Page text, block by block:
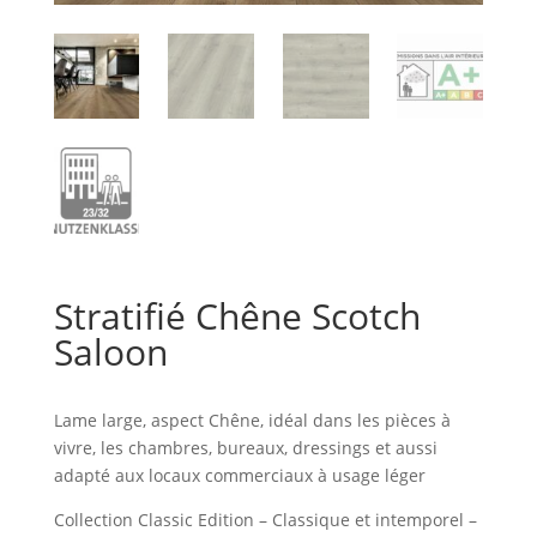
Stratifié Chêne Scotch
Saloon
Lame large, aspect Chêne, idéal dans les pièces à
vivre, les chambres, bureaux, dressings et aussi
adapté aux locaux commerciaux à usage léger
Collection Classic Edition – Classique et intemporel –